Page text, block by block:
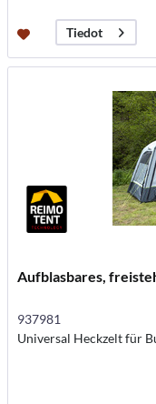
Tiedot
Aufblasbares,
937981
Universal Heckzelt für